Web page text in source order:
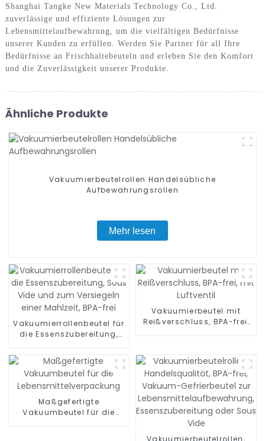
Shanghai Tangke New Materials Technology Co., Ltd.
zuverlässige und effiziente Lösungen zur
Lebensmittelaufbewahrung, um die vielfältigen Bedürfnisse
unserer Kunden zu erfüllen. Werden Sie Partner für all Ihre
Bedürfnisse an Frischhaltebeuteln und erleben Sie den Komfort
und die Zuverlässigkeit unserer Produkte.
Ähnliche Produkte
Vakuumierbeutelrollen Handelsübliche
Aufbewahrungsrollen
Mehr lesen
Vakuumierrollenbeutel für
die Essenszubereitung,
Versiegeln einer Mahlzeit,
BPA-frei
Vakuumierbeutel mit
Reißverschluss, BPA-frei,
Maßgefertigte
Vakuumbeutel für die
Vakuumierbeutelrollen,